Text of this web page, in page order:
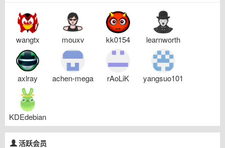
wangtx mouxv kk0154 learnworth
axlray achen-mega rAoLiK yangsuo101
KDEdebian
活跃会员